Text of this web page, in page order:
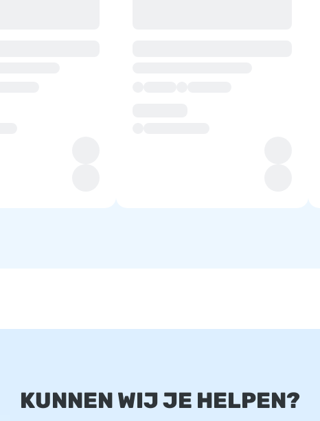
KUNNEN WIJ JE HELPEN?